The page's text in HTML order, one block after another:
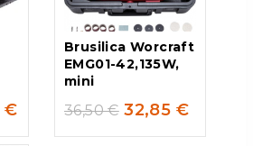
€
Brusilica Worcraft
EMG01-42,135W,
mini
36,50€ 32,85 €